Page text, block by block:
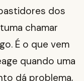
dos
chamar
É o que vem
quando uma
dá problema,